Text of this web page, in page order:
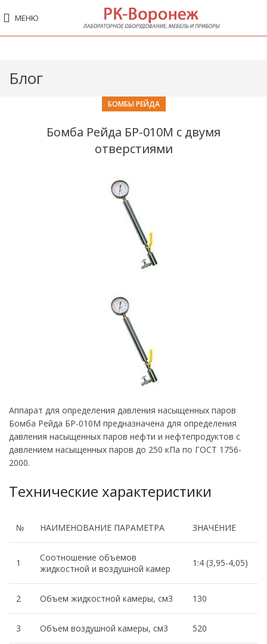
МЕНЮ
Блог
БОМБЫ РЕЙДА
Бомба Рейда БР-010М с двумя
отверстиями
Аппарат для определения давления насыщенных паров
Бомба Рейда БР-010М предназначена для определения
давления насыщенных паров нефти и нефтепродуктов с
давлением насыщенных паров до 250 кПа по ГОСТ 1756-
2000.
Технические характеристики
№ НАИМЕНОВАНИЕ ПАРАМЕТРА ЗНАЧЕНИЕ
1
Соотношение объемов
жидкостной и воздушной камер
1:4 (3,95-4,05)
2 Объем жидкостной камеры, см3 130
3 Объем воздушной камеры, см3 520